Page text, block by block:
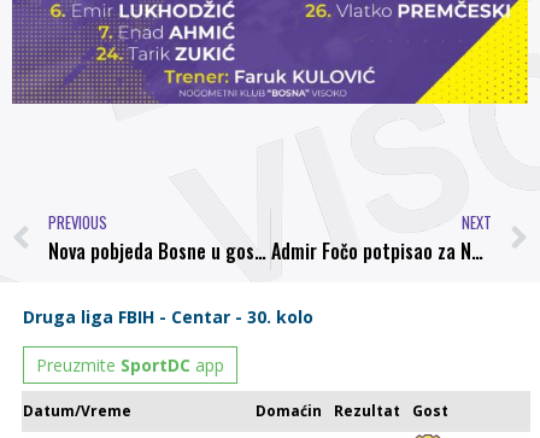
PREVIOUS
Nova pobjeda Bosne u gostima
NEXT
Admir Fočo potpisao za NK Bosna